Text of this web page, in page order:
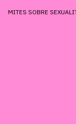
MITES SOBRE